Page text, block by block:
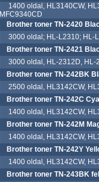
1400 oldal, HL3140CW,
MFC9340CD
Brother toner TN-2420
3000 oldal; HL-L2310; HL-
Brother toner TN-2421
3000 oldal, HL-2312D, HL-
Brother toner TN-242BK
2500 oldal, HL3142CW,
Brother toner TN-242C
1400 oldal, HL3142CW,
Brother toner TN-242M
1400 oldal, HL3142CW,
Brother toner TN-242Y
1400 oldal, HL3142CW,
Brother toner TN-243BK